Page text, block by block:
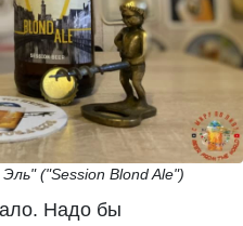
("Session Blond Ale")
Надо бы